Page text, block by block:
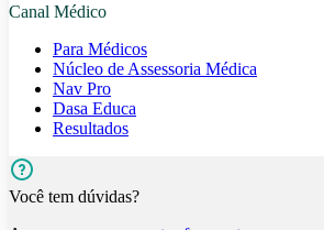
Canal Médico
Para Médicos
Núcleo de Assessoria Médica
Nav Pro
Dasa Educa
Resultados
Você tem dúvidas?